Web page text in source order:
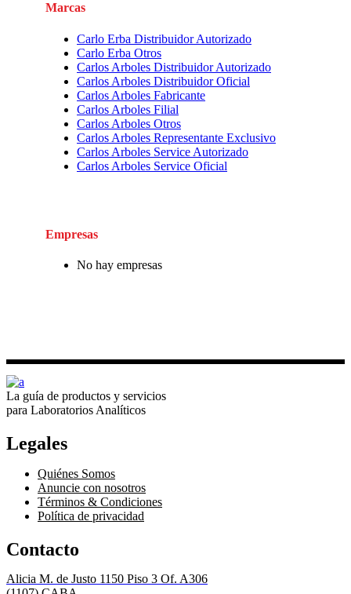
Marcas
Carlo Erba Distribuidor Autorizado
Carlo Erba Otros
Carlos Arboles Distribuidor Autorizado
Carlos Arboles Distribuidor Oficial
Carlos Arboles Fabricante
Carlos Arboles Filial
Carlos Arboles Otros
Carlos Arboles Representante Exclusivo
Carlos Arboles Service Autorizado
Carlos Arboles Service Oficial
Empresas
No hay empresas
La guía de productos y servicios
para Laboratorios Analíticos
Legales
Quiénes Somos
Anuncie con nosotros
Términos & Condiciones
Política de privacidad
Contacto
Alicia M. de Justo 1150 Piso 3 Of. A306